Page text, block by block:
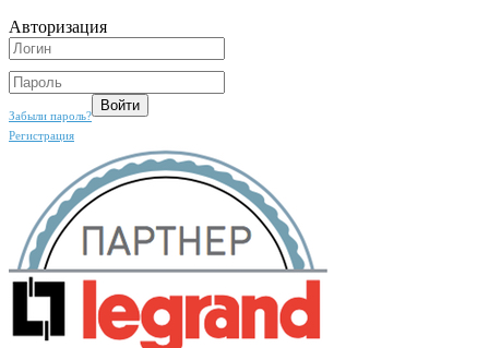
Авторизация
Забыли пароль?
Регистрация